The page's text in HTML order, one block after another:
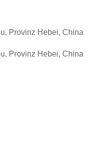
Provinz Hebei, China
Provinz Hebei, China